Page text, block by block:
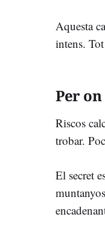
Aquesta
intens.
Per on
Riscos
trobar.
El secret